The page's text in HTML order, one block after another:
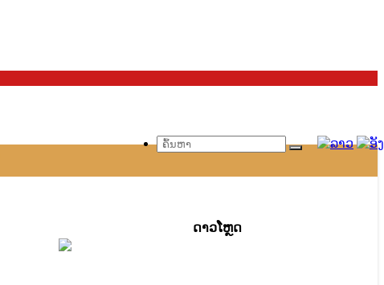
ດາວ​ໂຫຼດ